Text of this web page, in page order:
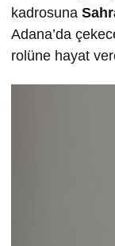
kadrosuna
Adana’da
rolüne hayat